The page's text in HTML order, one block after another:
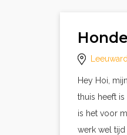
Hey Hoi,
thuis heeft
is het voor
werk wel tijd